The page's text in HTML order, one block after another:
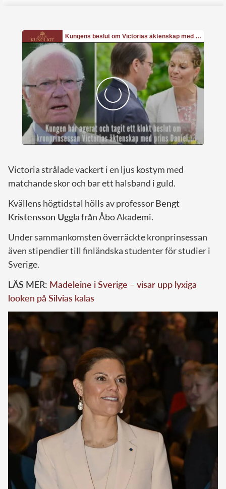
Victoria strålade vackert i en ljus kostym med
matchande skor och bar ett halsband i guld.
Kvällens högtidstal hölls av professorBengt
Kristensson Ugglafrån Åbo Akademi.
Under sammankomsten överräckte kronprinsessan
även stipendier till finländska studenter för studier i
Sverige.
LÄS MER: Madeleine i Sverige – visar upp lyxiga
looken på Silvias kalas